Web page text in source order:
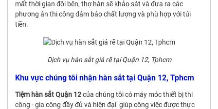
mất thời gian đôi bên, thợ hàn sẽ khảo sát và đưa ra các
phương án thi công đảm bảo chất lượng và phù hợp với túi
tiền.
Dịch vụ hàn sắt giá rẽ tại Quận 12, Tphcm
Khu vực chúng tôi nhận hàn sắt tại Quận 12, Tphcm
Tiệm hàn sắt Quận 12của chúng tôi có máy móc thiết bị thi
công - gia công đầy đủ và hiện đại giúp công việc được thực